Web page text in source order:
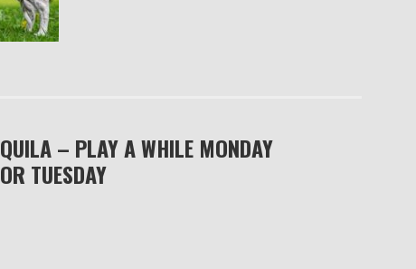
QUILA – PLAY A WHILE MONDAY
OR TUESDAY